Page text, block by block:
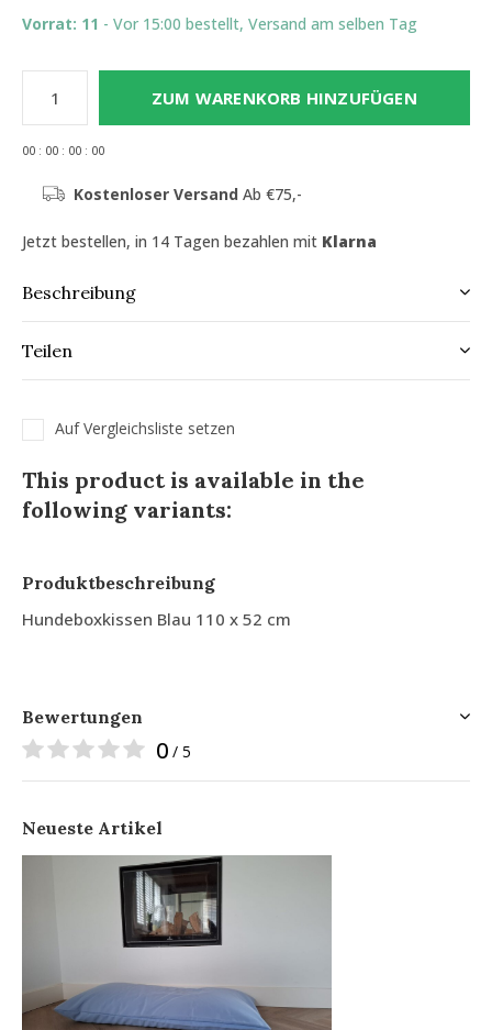
Vorrat: 11 - Vor 15:00 bestellt, Versand am selben Tag
ZUM WARENKORB HINZUFÜGEN
00 : 00 : 00 : 00
Kostenloser Versand Ab €75,-
Jetzt bestellen, in 14 Tagen bezahlen mit Klarna
Beschreibung
Teilen
Auf Vergleichsliste setzen
This product is available in the
following variants:
Produktbeschreibung
Hundeboxkissen Blau 110 x 52 cm
Bewertungen
0 / 5
Neueste Artikel